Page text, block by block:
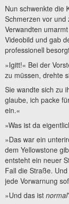
Nun schwenkte die
Schmerzen vor
Verwandten
Videobild und gab
professionell
»Igitt!« Bei der
zu müssen, drehte
Sie wandte sich zu
glaube, ich packe
ein.«
»Was ist da
»Das war ein
dem Yellowstone
entsteht ein neuer
Fall die Straße.
jede Vorwarnung
»Und das ist normal